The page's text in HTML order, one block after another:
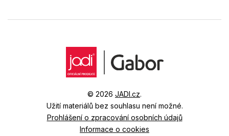
© 2026 JADI.cz.
Užití materiálů bez souhlasu není možné.
Prohlášení o zpracování osobních údajů
Informace o cookies